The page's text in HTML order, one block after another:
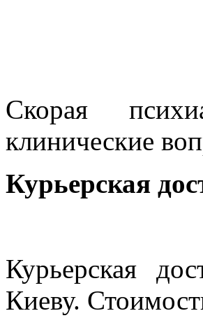
Скорая
клинические
Курьерская
Курьерская
Киеву.